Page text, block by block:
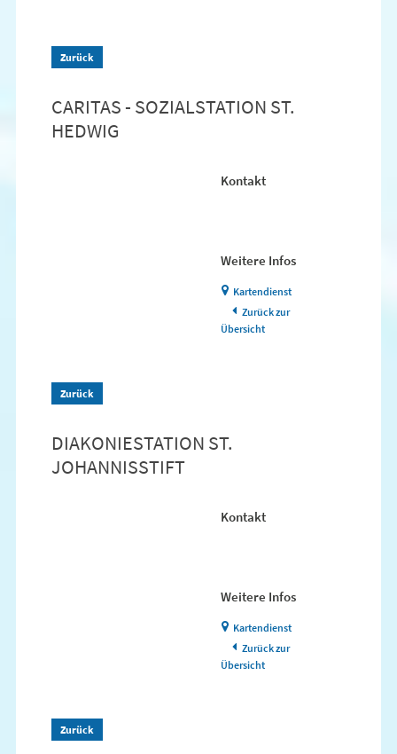
Zurück
CARITAS - SOZIALSTATION ST.
HEDWIG
Kontakt
Weitere Infos
Kartendienst
Zurück zur
Übersicht
Zurück
DIAKONIESTATION ST.
JOHANNISSTIFT
Kontakt
Weitere Infos
Kartendienst
Zurück zur
Übersicht
Zurück